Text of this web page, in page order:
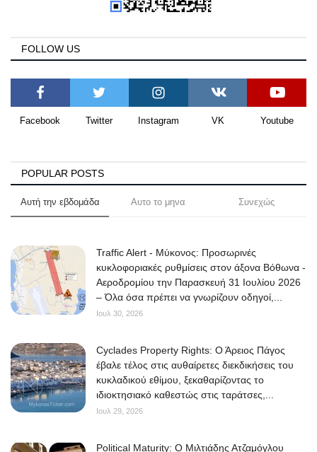
FOLLOW US
Facebook Twitter Instagram VK Youtube
POPULAR POSTS
Αυτή την εβδομάδα Αυτο το μηνα Συνεχώς
Traffic Alert - Μύκονος: Προσωρινές
κυκλοφοριακές ρυθμίσεις στον άξονα Βόθωνα -
Αεροδρομίου την Παρασκευή 31 Ιουλίου 2026
– Όλα όσα πρέπει να γνωρίζουν οδηγοί,...
Ιουλ 30, 2026
Cyclades Property Rights: Ο Άρειος Πάγος
έβαλε τέλος στις αυθαίρετες διεκδικήσεις του
κυκλαδικού εθίμου, ξεκαθαρίζοντας το
ιδιοκτησιακό καθεστώς στις ταράτσες,...
Ιουλ 29, 2026
Political Maturity: Ο Μιλτιάδης Ατζαμόγλου